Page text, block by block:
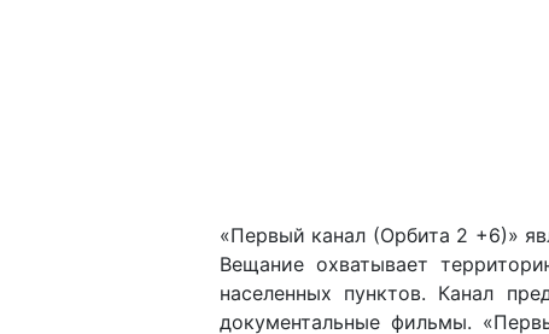
«Первый канал (Орбита 2 +6)»
Вещание охватывает
населенных пунктов. Канал
документальные фильмы.